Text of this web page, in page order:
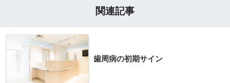
関連記事
歯周病の初期サイン